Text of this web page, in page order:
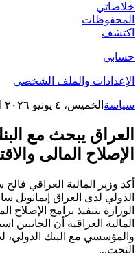
خلاصاتي
المحفوظات
اكتشف
حسابي
الإعدادات والملف الشخصي
سياسة الخميس، ٤ يونيو ٢٠٢٦
العراق يبحث مع
الإصلاح المالى
أكد وزير المالية العراقي
الدولي لدى العراق إيمانويل
الوزارة بتنفيذ برامج
المالية العراقية أن الجانبين
والمؤسسي مع البنك الدولي،
التحت...